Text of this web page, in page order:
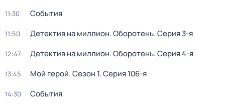
11:30 События
11:50 Детектив на миллион. Оборотень. Серия 3-я
12:47 Детектив на миллион. Оборотень. Серия 4-я
13:45 Мой герой. Сезон 1. Серия 106-я
14:30 События